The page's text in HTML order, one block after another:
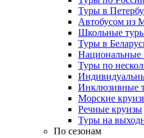
Туры в
Автобусом из
Школьные
Туры в
Туры по
Инклюзивные
Морские
Речные круизы
Туры на
По сезонам